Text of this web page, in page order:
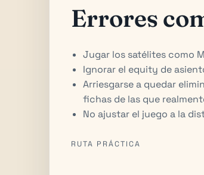
Errores
Jugar los satélites como
Ignorar el equity de
Arriesgarse a quedar
fichas de las que
No ajustar el juego a la
RUTA PRÁCTICA